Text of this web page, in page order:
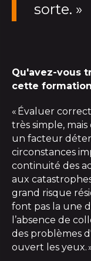
sorte. »
Qu'avez-vous
cette
« Évaluer
très simple, mais
un facteur
circonstances
continuité des
aux
grand risque
font pas la une
l’absence de
des problèmes
ouvert les yeux.